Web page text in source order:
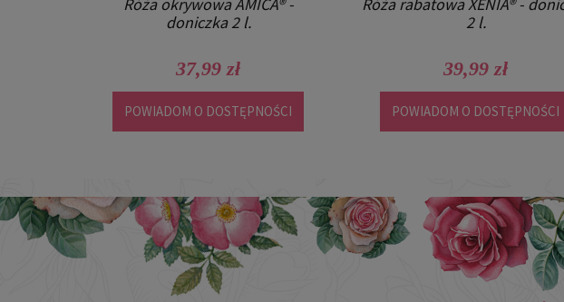
doniczka 2 l.
29,99 zł
szt. DO KOSZYKA
doniczka 2 l.
37,99 zł
POWIADOM O DOSTĘPNOŚCI